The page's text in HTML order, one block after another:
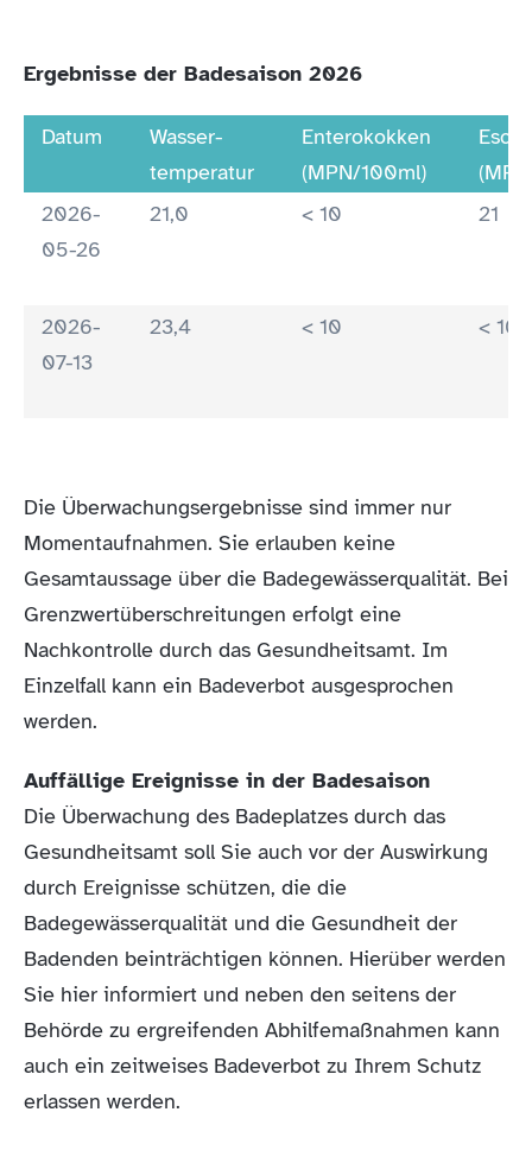
Ergebnisse der Badesaison 2026
Datum
Wasser-
temperatur
Enterokokken
(MPN/100ml)
2026-
05-26
21,0 < 10 21
2026-
07-13
23,4 < 10 < 10
Die Überwachungsergebnisse sind immer nur
Momentaufnahmen. Sie erlauben keine
Gesamtaussage über die Badegewässerqualität. Bei
Grenzwertüberschreitungen erfolgt eine
Nachkontrolle durch das Gesundheitsamt. Im
Einzelfall kann ein Badeverbot ausgesprochen
werden.
Auffällige Ereignisse in der Badesaison
Die Überwachung des Badeplatzes durch das
Gesundheitsamt soll Sie auch vor der Auswirkung
durch Ereignisse schützen, die die
Badegewässerqualität und die Gesundheit der
Badenden beinträchtigen können. Hierüber werden
Sie hier informiert und neben den seitens der
Behörde zu ergreifenden Abhilfemaßnahmen kann
auch ein zeitweises Badeverbot zu Ihrem Schutz
erlassen werden.